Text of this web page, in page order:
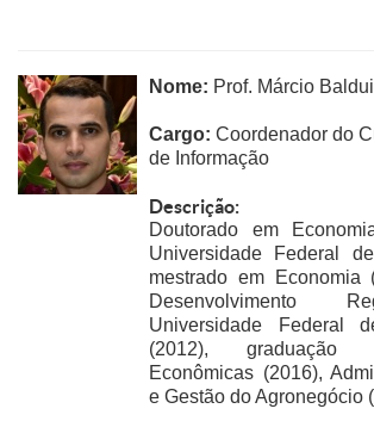
Nome: Prof. Márcio
Cargo: Coordenador do
de Informação
Descrição:
Doutorado em
Universidade Federal
mestrado em Economia
Desenvolvimento
Universidade Federal
(2012), graduação
Econômicas (2016),
e Gestão do Agronegócio